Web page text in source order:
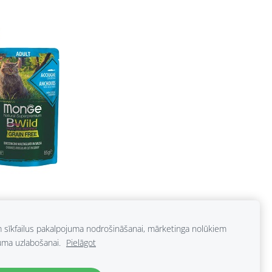
garšaugu un meža augļu
kažokam.
sīkfailus pakalpojuma nodrošināšanai, mārketinga nolūkiem
uzlabošanai. Pielāgot